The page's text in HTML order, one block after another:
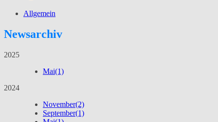
Allgemein
Newsarchiv
2025
Mai(1)
2024
November(2)
September(1)